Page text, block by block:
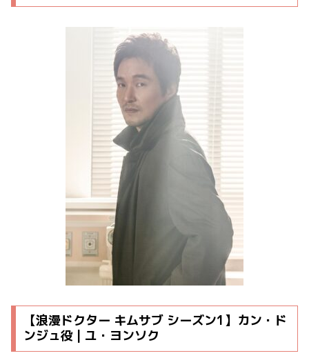
【浪漫ドクター キムサブ シーズン1】カン・ド
ンジュ役 | ユ・ヨンソク